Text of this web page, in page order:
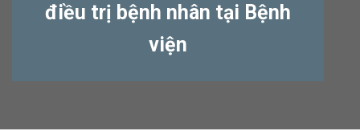
điều trị bệnh nhân tại Bệnh
viện